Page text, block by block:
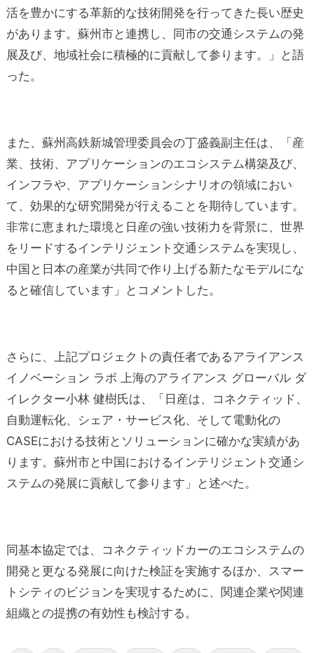
活を豊かにする革新的な技術開発を行ってきた長い歴史
があります。蘇州市と連携し、同市の交通システムの発
展及び、地域社会に積極的に貢献して参ります。」と語
った。
また、蘇州高鉄新城管理委員会の丁盛義副主任は、「産
業、技術、アプリケーションのエコシステム構築及び、
インフラや、アプリケーションシナリオの領域におい
て、効果的な研究開発が行えることを期待しています。
非常に恵まれた環境と日産の強い技術力を背景に、世界
をリードするインテリジェント交通システムを実現し、
中国と日本の産業が共同で作り上げる新たなモデルにな
ると確信しています」とコメントした。
さらに、上記プロジェクトの責任者であるアライアンス
イノベーション ラボ 上海のアライアンス グローバル ダ
イレクター小林 健樹氏は、「日産は、コネクティッド、
自動運転化、シェア・サービス化、そして電動化の
CASEにおける技術とソリューションに確かな実績があ
ります。蘇州市と中国におけるインテリジェント交通シ
ステムの発展に貢献して参ります」と述べた。
同基本協定では、コネクティッドカーのエコシステムの
開発と更なる発展に向けた検証を実施するほか、スマー
トシティのビジョンを実現するために、関連企業や関連
組織との提携の有効性も検討する。